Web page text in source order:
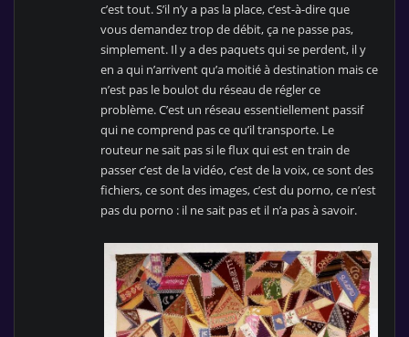
c’est tout. S’il n’y a pas la place, c’est-à-dire que
vous demandez trop de débit, ça ne passe pas,
simplement. Il y a des paquets qui se perdent, il y
en a qui n’arrivent qu’a moitié à destination mais ce
n’est pas le boulot du réseau de régler ce
problème. C’est un réseau essentiellement passif
qui ne comprend pas ce qu’il transporte. Le
routeur ne sait pas si le flux qui est en train de
passer c’est de la vidéo, c’est de la voix, ce sont des
fichiers, ce sont des images, c’est du porno, ce n’est
pas du porno : il ne sait pas et il n’a pas à savoir.